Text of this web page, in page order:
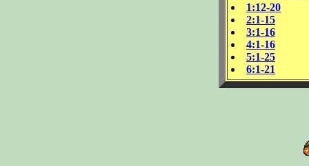
1:12-20
2:1-15
3:1-16
4:1-16
5:1-25
6:1-21